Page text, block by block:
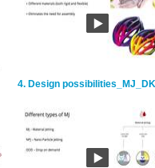
4. Design possibilities_MJ_DK